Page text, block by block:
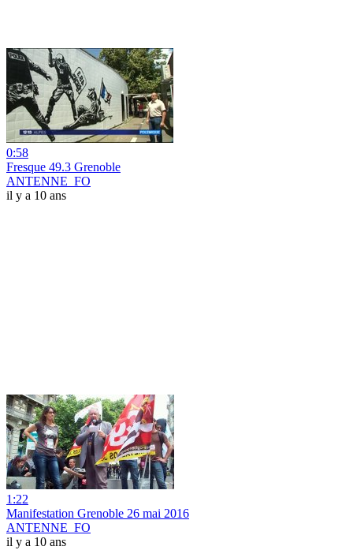
0:58
Fresque 49.3 Grenoble
ANTENNE_FO
il y a 10 ans
1:22
Manifestation Grenoble 26 mai 2016
ANTENNE_FO
il y a 10 ans